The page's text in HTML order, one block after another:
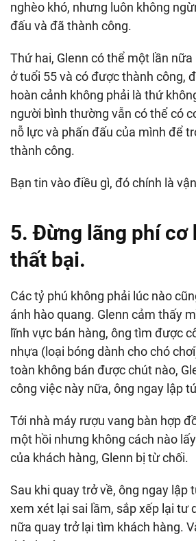
nghèo khó, nhưng luôn không
đấu và đã thành công.
Thứ hai, Glenn có thể một lần
ở tuổi 55 và có được thành công,
hoàn cảnh không phải là thứ
người bình thường vẫn có thể có
nỗ lực và phấn đấu của mình để
thành công.
Bạn tin vào điều gì, đó chính là
5. Đừng lãng phí cơ
thất bại.
Các tỷ phú không phải lúc nào
ánh hào quang. Glenn cảm thấy
lĩnh vực bán hàng, ông tìm được
nhựa (loại bóng dành cho chó
toàn không bán được chút nào,
công việc này nữa, ông ngay lập
Tới nhà máy rượu vang bàn hợp
một hồi nhưng không cách nào
của khách hàng, Glenn bị từ chối.
Sau khi quay trở về, ông ngay lập
xem xét lại sai lầm, sắp xếp lại tư
nữa quay trở lại tìm khách hàng.